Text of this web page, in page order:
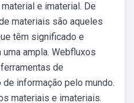
e imaterial. De
materiais são aqueles
têm significado e
ampla. Webfluxos
de
informação pelo mundo.
materiais e imateriais.